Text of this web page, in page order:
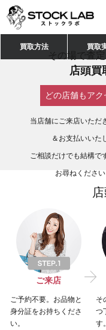
買取方法 買取
その場で査
店頭買
どの店舗もア
当店舗にご来店いただ
＆お支払いいた
ご相談だけでも結構で
お尋ねください
ご来店
ご予約不要。お品物と
身分証をお持ちくださ
い。
そ
つ
す。